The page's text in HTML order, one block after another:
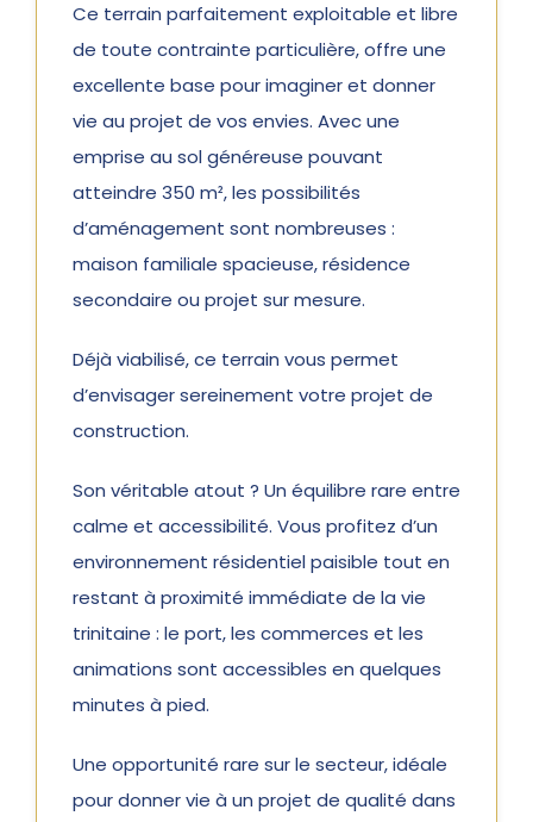
Ce terrain parfaitement exploitable et libre
de toute contrainte particulière, offre une
excellente base pour imaginer et donner
vie au projet de vos envies. Avec une
emprise au sol généreuse pouvant
atteindre 350 m², les possibilités
d’aménagement sont nombreuses :
maison familiale spacieuse, résidence
secondaire ou projet sur mesure.
Déjà viabilisé, ce terrain vous permet
d’envisager sereinement votre projet de
construction.
Son véritable atout ? Un équilibre rare entre
calme et accessibilité. Vous profitez d’un
environnement résidentiel paisible tout en
restant à proximité immédiate de la vie
trinitaine : le port, les commerces et les
animations sont accessibles en quelques
minutes à pied.
Une opportunité rare sur le secteur, idéale
pour donner vie à un projet de qualité dans